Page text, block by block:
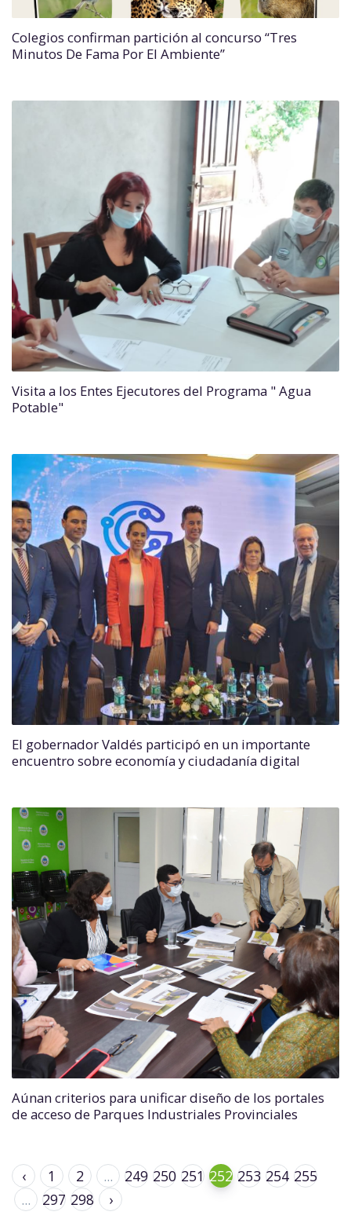
Colegios confirman partición al concurso “Tres
Minutos De Fama Por El Ambiente”
Visita a los Entes Ejecutores del Programa " Agua
Potable"
El gobernador Valdés participó en un importante
encuentro sobre economía y ciudadanía digital
Aúnan criterios para unificar diseño de los portales
de acceso de Parques Industriales Provinciales
‹ 1 2 ... 249 250 251 252 253 254 255
...
297 298 ›